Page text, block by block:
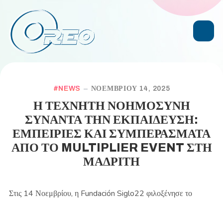
NEWS ΝΟΕΜΒΡΊΟΥ 14, 2025
Η ΤΕΧΝΗΤΗ ΝΟΗΜΟΣΥΝΗ
ΣΥΝΑΝΤΑ ΤΗΝ ΕΚΠΑΙΔΕΥΣΗ:
ΕΜΠΕΙΡΙΕΣ ΚΑΙ ΣΥΜΠΕΡΑΣΜΑΤΑ
ΑΠΟ ΤΟ MULTIPLIER EVENT ΣΤΗ
ΜΑΔΡΙΤΗ
Στις 14 Νοεμβρίου, η Fundación Siglo22 φιλοξένησε το